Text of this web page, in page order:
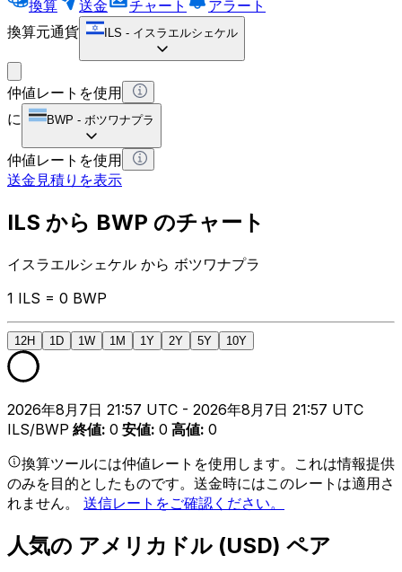
換算 送金 チャート
アラート
換算元通貨
ILS - イスラエルシェケル
仲値レートを使用
に
BWP - ボツワナプラ
仲値レートを使用
送金見積りを表示
ILS から BWP のチャート
イスラエルシェケル から ボツワナプラ
1 ILS = 0 BWP
12H 1D 1W 1M 1Y 2Y 5Y 10Y
2026年8月7日 21:57 UTC - 2026年8月7日 21:57 UTC
ILS/BWP 終値: 0 安値: 0 高値: 0
換算ツールには仲値レートを使用します。これは情報提供
のみを目的としたものです。送金時にはこのレートは適用さ
れません。 送信レートをご確認ください。
人気の アメリカドル (USD) ペア